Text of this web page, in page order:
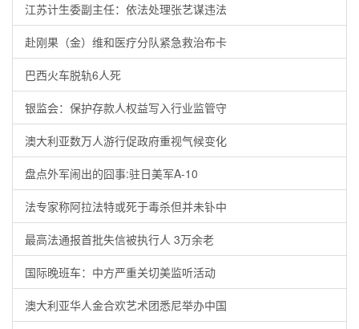
江苏计生委副主任：依法处理张艺谋违法
赴刚果（金）维和医疗分队紧急救治布卡
巴西火车脱轨6人死
银监会：保护存款人权益写入行业监管守
澳大利亚数万人游行促政府重视气候变化
盘点外军闹出的囧事:驻日美军A-10
法专家称阿拉法特或死于毒杀但并未钋中
最高法通报首批失信被执行人 3万余老
国际晚班车：中方严重关切美监听活动
澳大利亚华人金合欢艺术团悉尼举办中国